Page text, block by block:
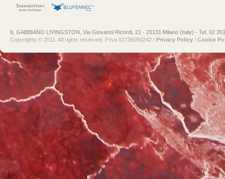
IL GABBIANO LIVINGSTON, Via Giovanni Ricordi, 21 - 20131 Milano (Italy) - Tel. 02
Copyrights © 2011. All rights reserved. P.Iva 02736050242 / Privacy Policy / Cookie